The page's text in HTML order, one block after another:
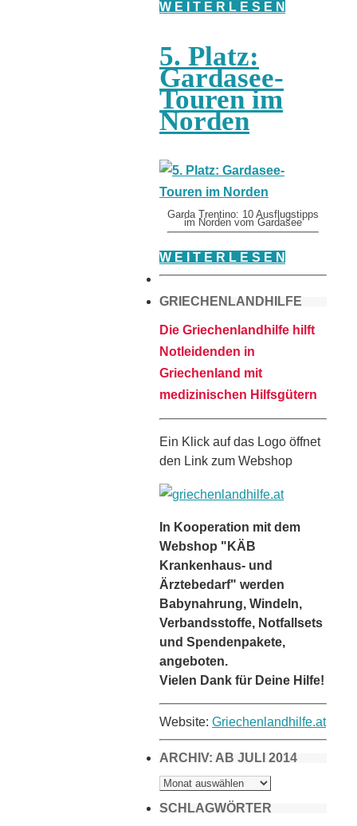
W E I T E R L E S E N
5. Platz:
Gardasee-
Touren im
Norden
Garda Trentino: 10 Ausflugstipps
im Norden vom Gardasee
W E I T E R L E S E N
GRIECHENLANDHILFE
Die Griechenlandhilfe hilft
Notleidenden in
Griechenland mit
medizinischen Hilfsgütern
Ein Klick auf das Logo öffnet
den Link zum Webshop
In Kooperation mit dem
Webshop "KÄB
Krankenhaus- und
Ärztebedarf" werden
Babynahrung, Windeln,
Verbandsstoffe, Notfallsets
und Spendenpakete,
angeboten.
Vielen Dank für Deine Hilfe!
Website: Griechenlandhilfe.at
ARCHIV: AB JULI 2014
ARCHIV:
AB
2014
SCHLAGWÖRTER